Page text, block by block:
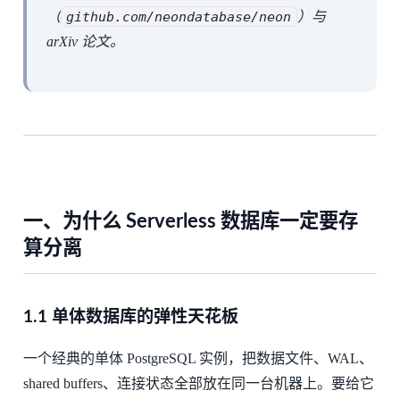
（ github.com/neondatabase/neon ）与
arXiv 论文。
一、为什么 Serverless 数据库一定要存
算分离
1.1 单体数据库的弹性天花板
一个经典的单体 PostgreSQL 实例，把数据文件、WAL、
shared buffers、连接状态全部放在同一台机器上。要给它